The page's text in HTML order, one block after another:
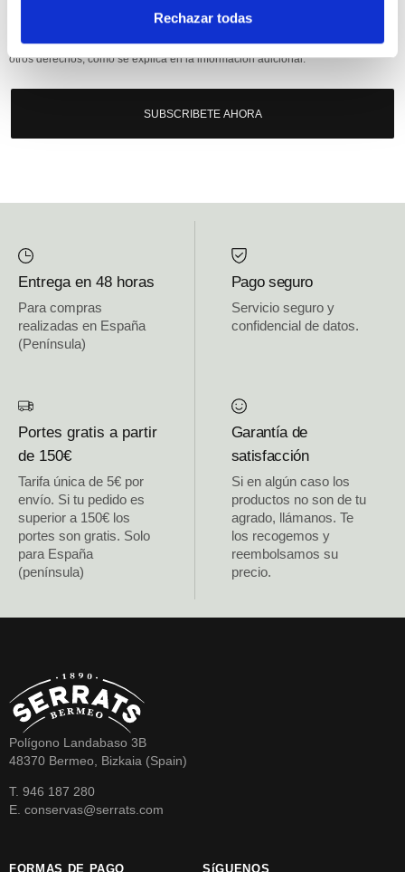
Rechazar todas
fines comerciales, legitimación: consentimiento, destinatarios: proveedor de
otros derechos, como se explica en la información adicional.
SUBSCRIBETE AHORA
Entrega en 48 horas
Para compras
realizadas en España
(Península)
Pago seguro
Servicio seguro y
confidencial de datos.
Portes gratis a partir
de 150€
Tarifa única de 5€ por
envío. Si tu pedido es
superior a 150€ los
portes son gratis. Solo
para España
(península)
Garantía de
satisfacción
Si en algún caso los
productos no son de tu
agrado, llámanos. Te
los recogemos y
reembolsamos su
precio.
Polígono Landabaso 3B
48370 Bermeo, Bizkaia (Spain)
T. 946 187 280
E. conservas@serrats.com
FORMAS DE PAGO SíGUENOS